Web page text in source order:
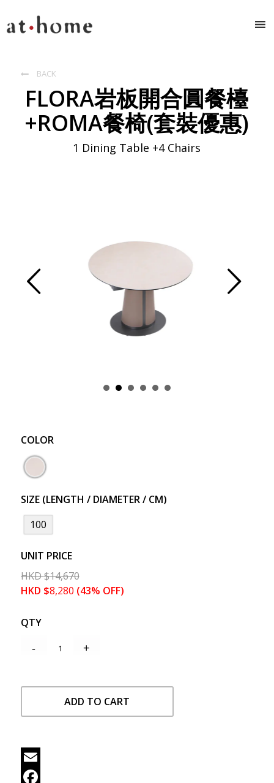
 BACK
FLORA岩板開合圓餐檯
+ROMA餐椅(套裝優惠)
1 Dining Table +4 Chairs
COLOR
SIZE (LENGTH / DIAMETER / CM)
100
UNIT PRICE
HKD$14,670
HKD $8,280 (43% OFF)
QTY
ADD TO CART
Email